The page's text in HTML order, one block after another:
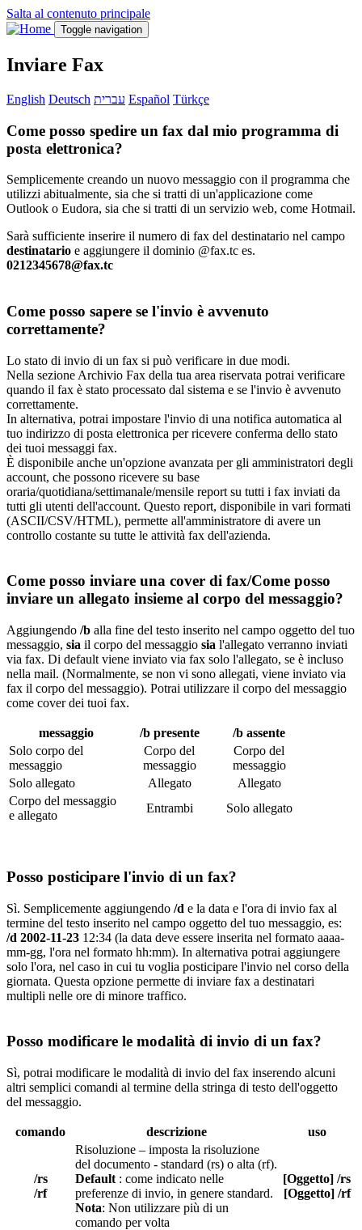
Salta al contenuto principale
Toggle navigation
Inviare Fax
English Deutsch עברית Español Türkçe
Come posso spedire un fax dal mio programma di
posta elettronica?
Semplicemente creando un nuovo messaggio con il programma che
utilizzi abitualmente, sia che si tratti di un'applicazione come
Outlook o Eudora, sia che si tratti di un servizio web, come Hotmail.
Sarà sufficiente inserire il numero di fax del destinatario nel campo
destinatario e aggiungere il dominio @fax.tc es.
0212345678@fax.tc
Come posso sapere se l'invio è avvenuto
correttamente?
Lo stato di invio di un fax si può verificare in due modi.
Nella sezione Archivio Fax della tua area riservata potrai verificare
quando il fax è stato processato dal sistema e se l'invio è avvenuto
correttamente.
In alternativa, potrai impostare l'invio di una notifica automatica al
tuo indirizzo di posta elettronica per ricevere conferma dello stato
dei tuoi messaggi fax.
È disponibile anche un'opzione avanzata per gli amministratori degli
account, che possono ricevere su base
oraria/quotidiana/settimanale/mensile report su tutti i fax inviati da
tutti gli utenti dell'account. Questo report, disponibile in vari formati
(ASCII/CSV/HTML), permette all'amministratore di avere un
controllo costante su tutte le attività fax dell'azienda.
Come posso inviare una cover di fax/Come posso
inviare un allegato insieme al corpo del messaggio?
Aggiungendo /b alla fine del testo inserito nel campo oggetto del tuo
messaggio, sia il corpo del messaggio sia l'allegato verranno inviati
via fax. Di default viene inviato via fax solo l'allegato, se è incluso
nella mail. (Normalmente, se non vi sono allegati, viene inviato via
fax il corpo del messaggio). Potrai utilizzare il corpo del messaggio
come cover dei tuoi fax.
messaggio /b presente
/b assente
Solo corpo del
messaggio
Corpo del
messaggio
Corpo del
messaggio
Solo allegato
Allegato
Allegato
Corpo del messaggio
e allegato
Entrambi Solo allegato
Posso posticipare l'invio di un fax?
Sì. Semplicemente aggiungendo /d e la data e l'ora di invio fax al
termine del testo inserito nel campo oggetto del tuo messaggio, es:
/d 2002-11-23 12:34 (la data deve essere inserita nel formato aaaa-
mm-gg, l'ora nel formato hh:mm). In alternativa potrai aggiungere
solo l'ora, nel caso in cui tu voglia posticipare l'invio nel corso della
giornata. Questa opzione permette di inviare fax a destinatari
multipli nelle ore di minore traffico.
Posso modificare le modalità di invio di un fax?
Sì, potrai modificare le modalità di invio del fax inserendo alcuni
altri semplici comandi al termine della stringa di testo dell'oggetto
del messaggio.
comando descrizione uso
/rs
/rf
Risoluzione – imposta la risoluzione
del documento - standard (rs) o alta (rf).
Default : come indicato nelle
preferenze di invio, in genere standard.
Nota: Non utilizzare più di un
comando per volta
[Oggetto] /rs
[Oggetto] /rf